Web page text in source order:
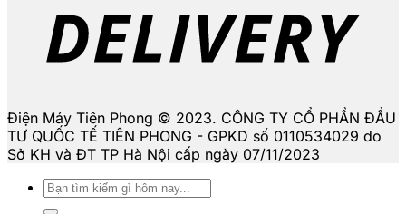
Điện Máy Tiên Phong © 2023. CÔNG TY CỔ PHẦN ĐẦU
TƯ QUỐC TẾ TIÊN PHONG - GPKD số 0110534029 do
Sở KH và ĐT TP Hà Nội cấp ngày 07/11/2023
Tìm
kiếm: